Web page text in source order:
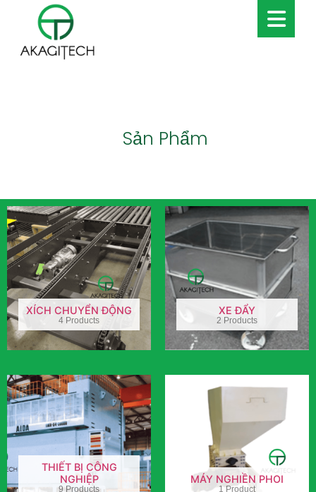
Sản Phẩm
XÍCH CHUYỂN ĐỘNG
4 Products
XE ĐẨY
2 Products
THIẾT BỊ CÔNG
NGHIỆP
9 Products
MÁY NGHIỀN PHOI
1 Product